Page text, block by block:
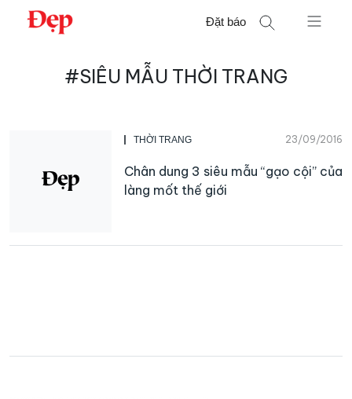
Chuyển
Đặt báo
#SIÊU MẪU THỜI TRANG
THỜI TRANG 23/09/2016
Chân dung 3 siêu mẫu “gạo cội” của
làng mốt thế giới